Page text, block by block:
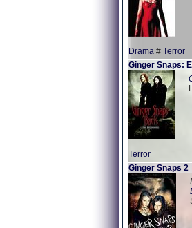
Drama # Terror
Ginger Snaps:
Terror
Ginger Snaps 2